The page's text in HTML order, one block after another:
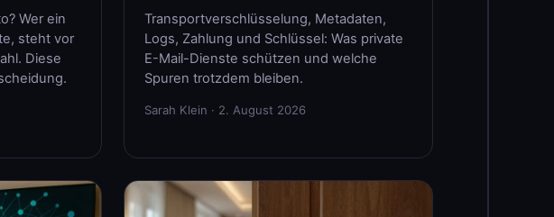
Wer ein
steht vor
Diese
Transportverschlüsselung, Metadaten,
Logs, Zahlung und Schlüssel: Was private
E-Mail-Dienste schützen und welche
Spuren trotzdem bleiben.
Sarah Klein · 2. August 2026